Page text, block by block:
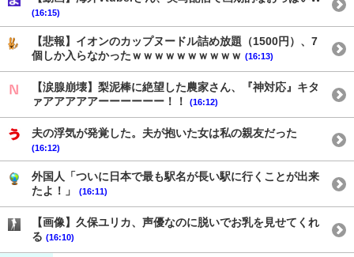
(16:15)
【悲報】イオンのカップヌードル詰め放題（1500円）、7
個しか入らなかったｗｗｗｗｗｗｗｗｗｗ (16:13)
【涙腺崩壊】梨泥棒に絶望した農家さん、『神対応』キタ
ァアアアアアーーーーーー！！
(16:12)
夫の浮気が発覚した。夫が抱いた女は私の親友だった
(16:12)
外国人「ついに日本で最も駅名が長い駅に行くことが出来
たよ！」
(16:11)
【画像】久保ユリカ、声優なのに脱いでお乳を見せてくれ
る (16:10)